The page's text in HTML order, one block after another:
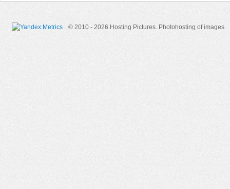
© 2010 - 2026 Hosting Pictures. Photohosting of images